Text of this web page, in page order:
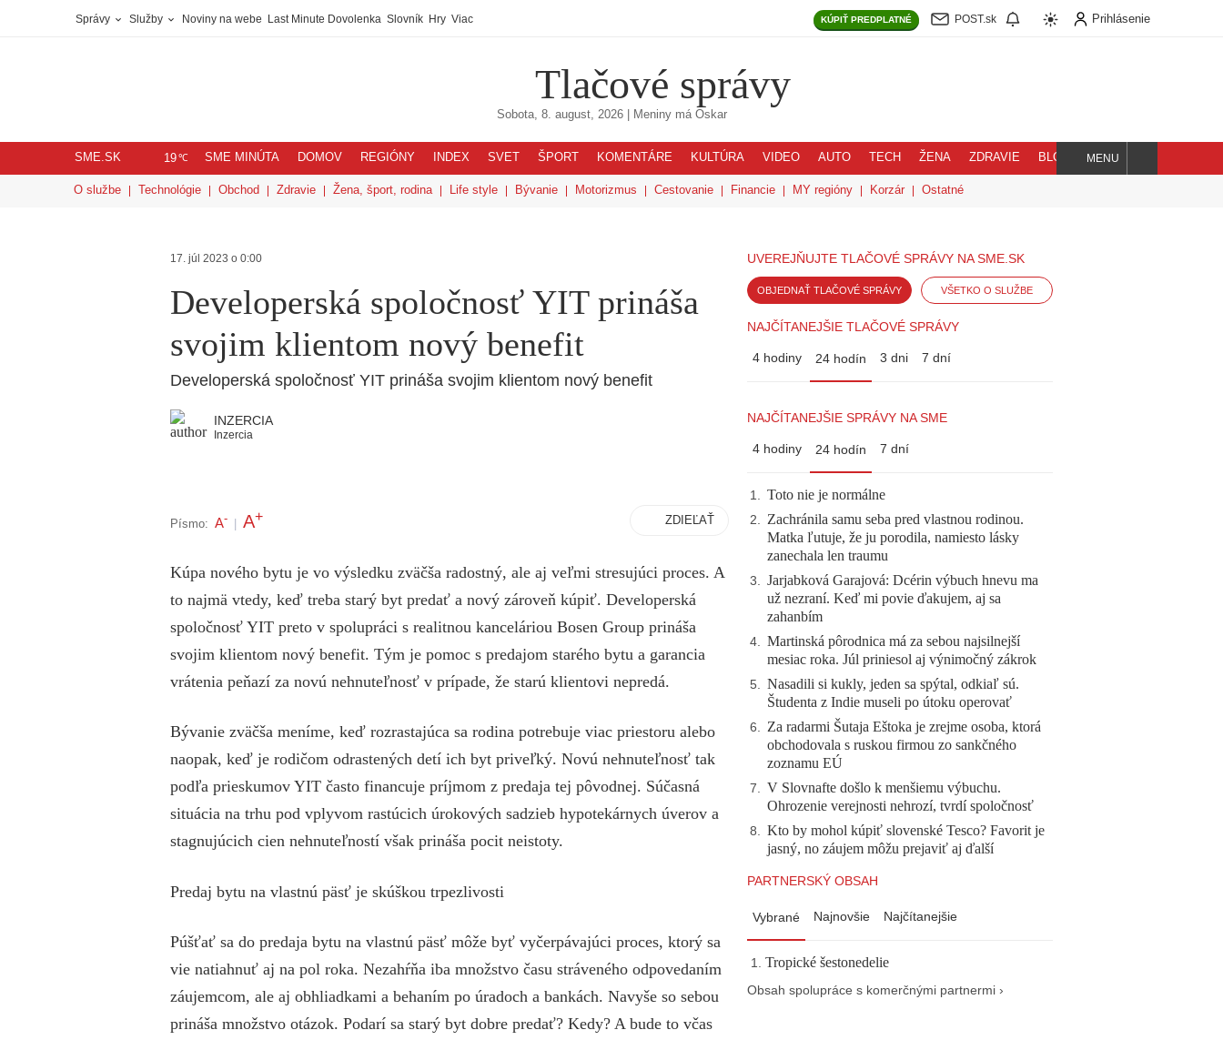
Správy Služby Noviny na webe Last Minute Dovolenka Slovník Hry Viac KÚPIŤ PREDPLATNÉ POST.sk Prihlásenie
Tlačové správy
Sobota, 8. august, 2026| Meniny má Oskar
SME.SK 19℃ SME MINÚTA DOMOV REGIÓNY INDEX SVET ŠPORT KOMENTÁRE KULTÚRA VIDEO AUTO TECH ŽENA ZDRAVIE BLOG
Hľadaj
MENU
O službe Technológie Obchod Zdravie Žena, šport, rodina Life style Bývanie Motorizmus Cestovanie Financie MY regióny Korzár Ostatné
17. júl 2023 o 0:00
Developerská spoločnosť YIT prináša
svojim klientom nový benefit
Developerská spoločnosť YIT prináša svojim klientom nový benefit
INZERCIA
Inzercia
Písmo: A- A+ ZDIEĽAŤ
Kúpa nového bytu je vo výsledku zväčša radostný, ale aj veľmi stresujúci proces. A
to najmä vtedy, keď treba starý byt predať a nový zároveň kúpiť. Developerská
spoločnosť YIT preto v spolupráci s realitnou kanceláriou Bosen Group prináša
svojim klientom nový benefit. Tým je pomoc s predajom starého bytu a garancia
vrátenia peňazí za novú nehnuteľnosť v prípade, že starú klientovi nepredá.
Bývanie zväčša meníme, keď rozrastajúca sa rodina potrebuje viac priestoru alebo
naopak, keď je rodičom odrastených detí ich byt priveľký. Novú nehnuteľnosť tak
podľa prieskumov YIT často financuje príjmom z predaja tej pôvodnej. Súčasná
situácia na trhu pod vplyvom rastúcich úrokových sadzieb hypotekárnych úverov a
stagnujúcich cien nehnuteľností však prináša pocit neistoty.
Predaj bytu na vlastnú päsť je skúškou trpezlivosti
Púšťať sa do predaja bytu na vlastnú päsť môže byť vyčerpávajúci proces, ktorý sa
vie natiahnuť aj na pol roka. Nezahŕňa iba množstvo času stráveného odpovedaním
záujemcom, ale aj obhliadkami a behaním po úradoch a bankách. Navyše so sebou
prináša množstvo otázok. Podarí sa starý byt dobre predať? Kedy? A bude to včas
UVEREJŇUJTE TLAČOVÉ SPRÁVY NA SME.SK
OBJEDNAŤ TLAČOVÉ SPRÁVY VŠETKO O SLUŽBE
NAJČÍTANEJŠIE TLAČOVÉ SPRÁVY
4 hodiny 24 hodín 3 dni 7 dní
NAJČÍTANEJŠIE SPRÁVY NA SME
4 hodiny 24 hodín 7 dní
1. Toto nie je normálne
2. Zachránila samu seba pred vlastnou rodinou.
Matka ľutuje, že ju porodila, namiesto lásky
zanechala len traumu
3. Jarjabková Garajová: Dcérin výbuch hnevu ma
už nezraní. Keď mi povie ďakujem, aj sa
zahanbím
4. Martinská pôrodnica má za sebou najsilnejší
mesiac roka. Júl priniesol aj výnimočný zákrok
5. Nasadili si kukly, jeden sa spýtal, odkiaľ sú.
Študenta z Indie museli po útoku operovať
6. Za radarmi Šutaja Eštoka je zrejme osoba, ktorá
obchodovala s ruskou firmou zo sankčného
zoznamu EÚ
7. V Slovnafte došlo k menšiemu výbuchu.
Ohrozenie verejnosti nehrozí, tvrdí spoločnosť
8. Kto by mohol kúpiť slovenské Tesco? Favorit je
jasný, no záujem môžu prejaviť aj ďalší
PARTNERSKÝ OBSAH
Vybrané Najnovšie Najčítanejšie
Tropické šestonedelie
Obsah spolupráce s komerčnými partnermi ›